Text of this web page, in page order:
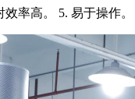
率高。 5. 易于操作